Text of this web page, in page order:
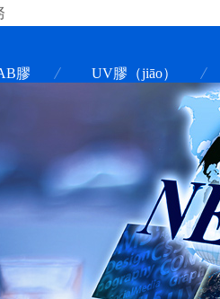
膠 UV膠（jiāo）